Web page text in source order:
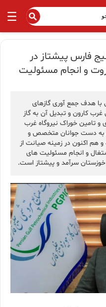
فارس پیشتاز در
و انجام مسئولیت
با هدف جمع آوری گازهای
کارون و تبدیل آن به گاز
تامین خوراک نیروگاه غرب
به دست جوانان متخصص و
و هم اکنون در زمینه صیانت از
و انجام مسئولیت های
خوزستان سرآمد و پیشتاز است.